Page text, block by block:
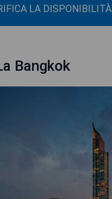
LA DISPONIBILITÀ
Bangkok